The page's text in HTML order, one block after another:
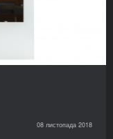
08 листопада 2018